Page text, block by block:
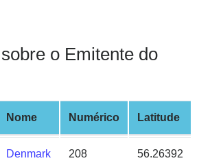
o Emitente do
Nome Numérico Latitude
Denmark 208 56.26392